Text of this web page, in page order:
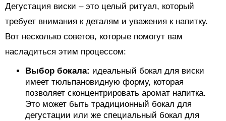
Дегустация виски – это целый ритуал, который
требует внимания к деталям и уважения к напитку.
Вот несколько советов, которые помогут вам
насладиться этим процессом:
Выбор бокала: идеальный бокал для виски
имеет тюльпановидную форму, которая
позволяет сконцентрировать аромат напитка.
Это может быть традиционный бокал для
дегустации или же специальный бокал для